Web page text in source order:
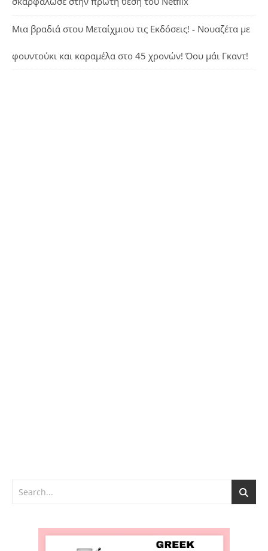
Μια βραδιά στου Μεταίχμιου τις Εκδόσεις! - Νουαζέτα με
φουντούκι και καραμέλα στο 45 χρονών! Όου μάι Γκαντ!